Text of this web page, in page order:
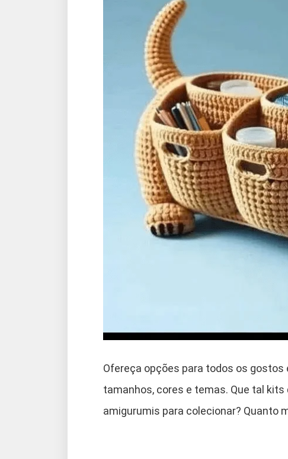
Ofereça opções para todos os
tamanhos, cores e temas. Que tal
amigurumis para colecionar? Quanto